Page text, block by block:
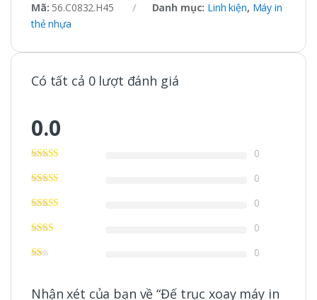
Mã: 56.C0832.H45 Danh mục: Linh kiện, Máy in
thẻ nhựa
Có tất cả 0 lượt đánh giá
0.0
0
0
0
0
0
Nhận xét của bạn về “Đế trục xoay máy in